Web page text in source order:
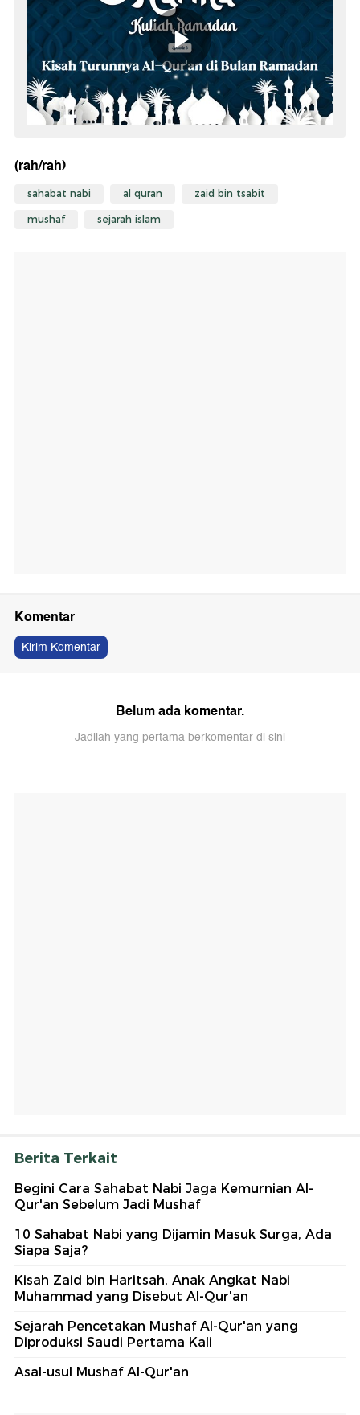
(rah/rah)
sahabat nabi al quran zaid bin tsabit
mushaf sejarah islam
Komentar
Kirim Komentar
Belum ada komentar.
Jadilah yang pertama berkomentar di sini
Berita Terkait
Begini Cara Sahabat Nabi Jaga Kemurnian Al-
Qur'an Sebelum Jadi Mushaf
10 Sahabat Nabi yang Dijamin Masuk Surga, Ada
Siapa Saja?
Kisah Zaid bin Haritsah, Anak Angkat Nabi
Muhammad yang Disebut Al-Qur'an
Sejarah Pencetakan Mushaf Al-Qur'an yang
Diproduksi Saudi Pertama Kali
Asal-usul Mushaf Al-Qur'an